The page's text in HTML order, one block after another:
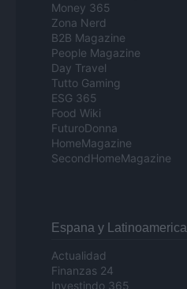
Money 365
Zona Nerd
B2B Magazine
People Magazine
Day Travel
Tutto Gaming
ESG 365
Food Wiki
FuturoDonna
HomeMagazine
SecondHomeMagazine
Espana y Latinoamerica
Actualidad
Finanzas 24
Investindo 365